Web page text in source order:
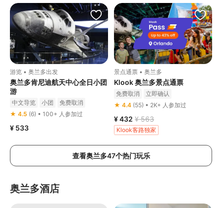
游览 • 奥兰多出发
奥兰多肯尼迪航天中心全日小团
游
中文导览 小团
免费取消
立即确认
★ 4.5 (6) • 100+ 人参加过
¥ 533
景点通票 • 奥兰多
Klook 奥兰多景点通票
免费取消
立即确认
★ 4.4 (55) • 2K+ 人参加过
¥ 432 ¥ 563
Klook客路独家
查看奥兰多47个热门玩乐
奥兰多酒店